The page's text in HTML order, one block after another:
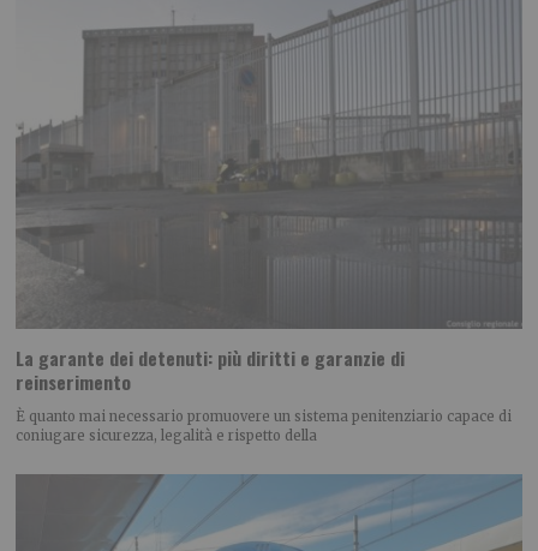
La garante dei detenuti: più diritti e garanzie di
reinserimento
È quanto mai necessario promuovere un sistema penitenziario capace di
coniugare sicurezza, legalità e rispetto della